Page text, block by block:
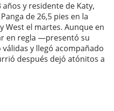
años y residente de Katy,
de 26,5 pies en la
West el martes. Aunque en
en regla —presentó su
y llegó acompañado
después dejó atónitos a